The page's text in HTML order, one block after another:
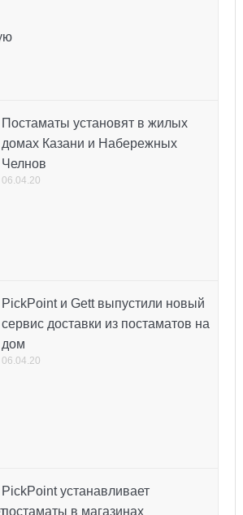
Постаматы установят в жилых
домах Казани и Набережных
Челнов
06.04.20
PickPoint и Gett выпустили новый
сервис доставки из постаматов на
дом
06.04.20
PickPoint устанавливает
постаматы в магазинах